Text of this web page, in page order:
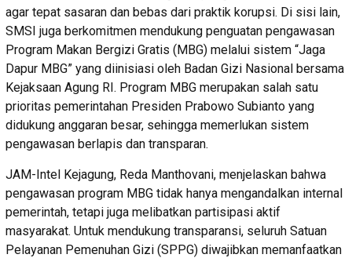
agar tepat sasaran dan bebas dari praktik korupsi. Di sisi lain,
SMSI juga berkomitmen mendukung penguatan pengawasan
Program Makan Bergizi Gratis (MBG) melalui sistem “Jaga
Dapur MBG” yang diinisiasi oleh Badan Gizi Nasional bersama
Kejaksaan Agung RI. Program MBG merupakan salah satu
prioritas pemerintahan Presiden Prabowo Subianto yang
didukung anggaran besar, sehingga memerlukan sistem
pengawasan berlapis dan transparan.
JAM-Intel Kejagung, Reda Manthovani, menjelaskan bahwa
pengawasan program MBG tidak hanya mengandalkan internal
pemerintah, tetapi juga melibatkan partisipasi aktif
masyarakat. Untuk mendukung transparansi, seluruh Satuan
Pelayanan Pemenuhan Gizi (SPPG) diwajibkan memanfaatkan